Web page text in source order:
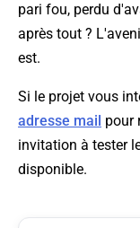
pari fou, perdu
après tout ?
est.
Si le projet vous
adresse mail pour
invitation à tester
disponible.